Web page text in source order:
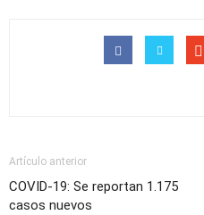
Artículo anterior
COVID-19: Se reportan 1.175
casos nuevos